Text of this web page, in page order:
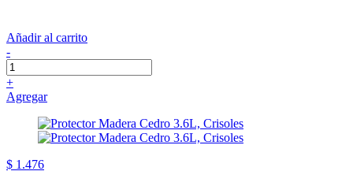
Añadir al carrito
-
+
Agregar
$ 1.476